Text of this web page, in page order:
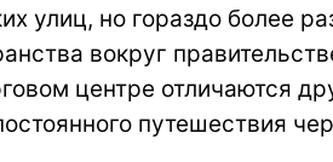
улиц, но гораздо более
вокруг
центре отличаются
путешествия